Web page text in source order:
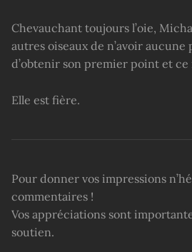
Chevauchant toujours l’oie,
autres oiseaux de n’avoir
d’obtenir son premier point et ce
Elle est fière.
Pour donner vos impressions
commentaires !
Vos appréciations sont
soutien.